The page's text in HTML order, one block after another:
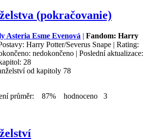
(pokračovanie)
Asteria Esme Evenová | Fandom: Harry
Harry Potter/Severus Snape | Rating:
nedokončeno | Poslední aktualizace:
28
od kapitoly 78
průměr: 87% hodnoceno 3